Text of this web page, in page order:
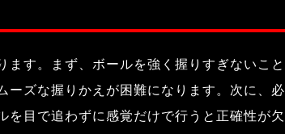
す。まず、ボールを強く握りすぎないこと
ーズな握りかえが困難になります。次に、必
目で追わずに感覚だけで行うと正確性が欠